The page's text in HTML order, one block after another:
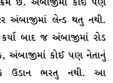
અંબાજીમાં લેન્ડ થતુ નથી.
બાદ જ અંબાજીમાં રોડ
કોઈ પણ નેતાનું
કે ઉડાન ભરતુ નથી. આ